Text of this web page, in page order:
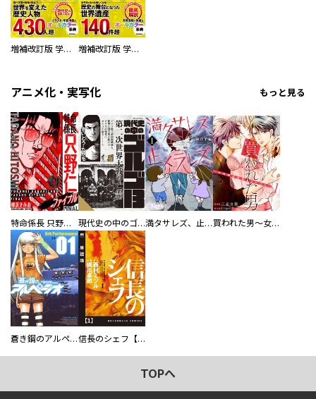
増補改訂版 学研まんが NEW世界の歴史 別巻 人物学習事典 増補改訂版 学研まんが NEW世界の歴史 別巻 世界遺産学習事典
アニメ化・実写化 もっと見る
特命係長 只野仁ファイナル 愛蔵版 現代史の中のゴルゴ13 満タサレズ、止メラレズ 買われた男～女性限定快感セラピスト～【描き下ろしおまけ付き特装版】
蒼き鋼のアルペジオ 信長のシェフ【単話版】
TOPへ